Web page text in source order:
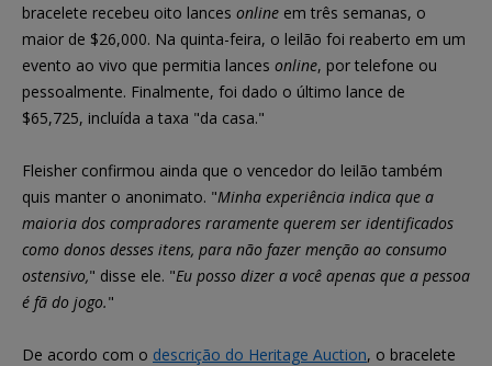
bracelete recebeu oito lances online em três semanas, o
maior de $26,000. Na quinta-feira, o leilão foi reaberto em um
evento ao vivo que permitia lances online, por telefone ou
pessoalmente. Finalmente, foi dado o último lance de
$65,725, incluída a taxa "da casa."
Fleisher confirmou ainda que o vencedor do leilão também
quis manter o anonimato. "Minha experiência indica que a
maioria dos compradores raramente querem ser identificados
como donos desses itens, para não fazer menção ao consumo
ostensivo," disse ele. "Eu posso dizer a você apenas que a pessoa
é fã do jogo."
De acordo com o descrição do Heritage Auction, o bracelete